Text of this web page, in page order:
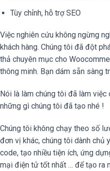
Tùy chỉnh, hỗ trợ SEO
Việc nghiên cứu không ngừng
khách hàng. Chúng tôi đã đột
thả chuyên mục cho
thông minh. Bạn dám sẵn sàng
Nói là làm chúng tôi đã làm
những gì chúng tôi đã tạo nhé !
Chúng tôi không chạy theo số
đơn vị khác, chúng tôi dành chủ
code, tạo nhiều tiện ích, ứng
mại điện tử tốt nhất … để tạo ra